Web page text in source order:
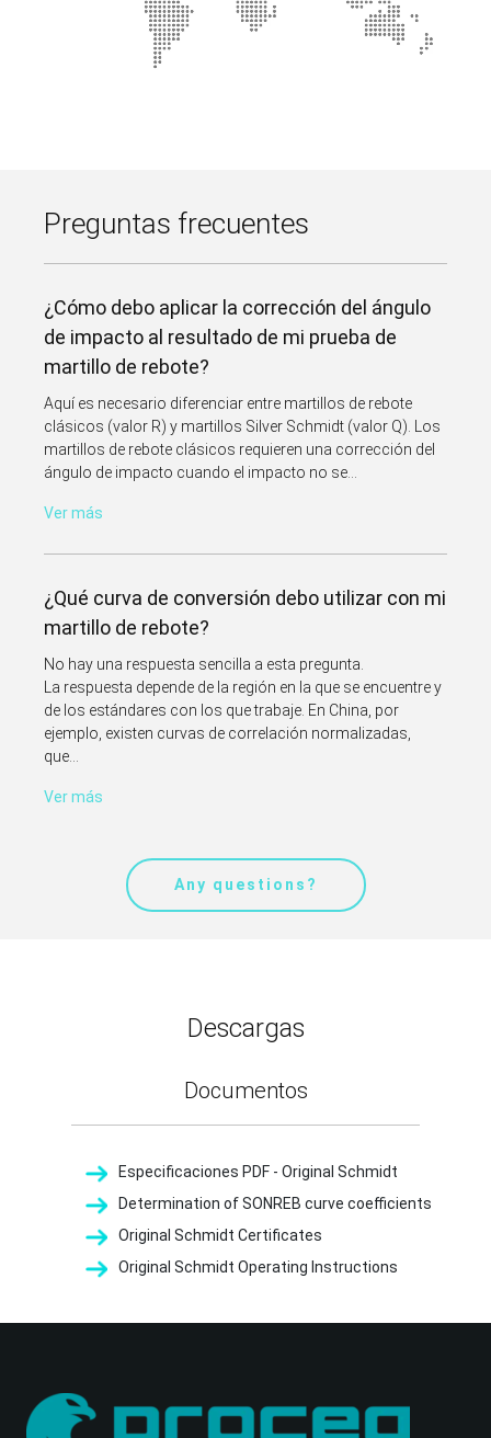
Preguntas frecuentes
¿Cómo debo aplicar la corrección del ángulo
de impacto al resultado de mi prueba de
martillo de rebote?
Aquí es necesario diferenciar entre martillos de rebote
clásicos (valor R) y martillos Silver Schmidt (valor Q). Los
martillos de rebote clásicos requieren una corrección del
ángulo de impacto cuando el impacto no se...
Ver más
¿Qué curva de conversión debo utilizar con mi
martillo de rebote?
No hay una respuesta sencilla a esta pregunta.
La respuesta depende de la región en la que se encuentre y
de los estándares con los que trabaje. En China, por
ejemplo, existen curvas de correlación normalizadas,
que...
Ver más
Any questions?
Descargas
Documentos
Especificaciones PDF - Original Schmidt
Determination of SONREB curve coefficients
Original Schmidt Certificates
Original Schmidt Operating Instructions